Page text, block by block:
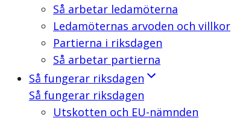
Så arbetar ledamöterna
Ledamöternas arvoden och villkor
Partierna i riksdagen
Så arbetar partierna
Så fungerar riksdagen
Så fungerar riksdagen
Utskotten och EU-nämnden